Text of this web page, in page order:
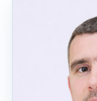
Клиника на
легких с
недорого